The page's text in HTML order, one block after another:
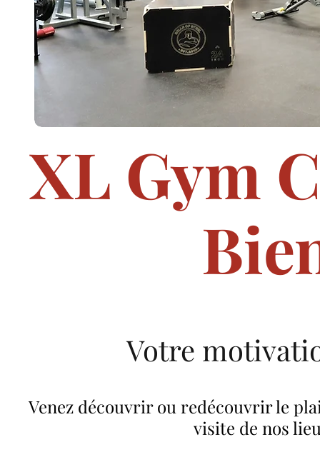
XL Gym
Votre
Venez découvrir ou redécouvrir le
visite de nos